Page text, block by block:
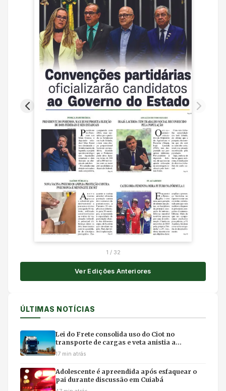
1 / 32
Ver Edições Anteriores
ÚLTIMAS NOTÍCIAS
Lei do Frete consolida uso do Ciot no
transporte de cargas e veta anistia a
manifestantes em rodovias
17 min atrás
Adolescente é apreendida após esfaquear o
pai durante discussão em Cuiabá